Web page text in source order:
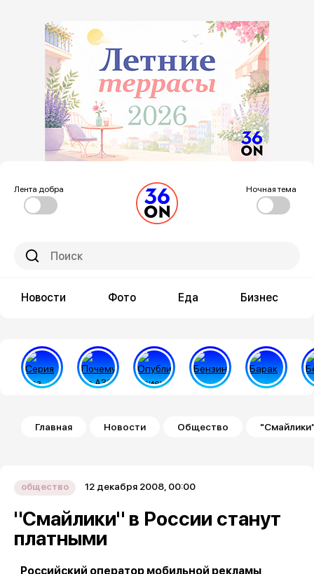
Лента добра Ночная тема
Новости Фото Еда Бизнес
Строка навигации
Главная Новости Общество
общество 12 декабря 2008, 00:00
"Смайлики" в России станут
платными
Российский оператор мобильной рекламы